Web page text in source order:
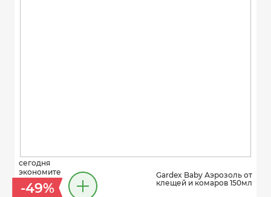
сегодня
экономите
-49%
Gardex Baby Аэрозоль от
клещей и комаров 150мл